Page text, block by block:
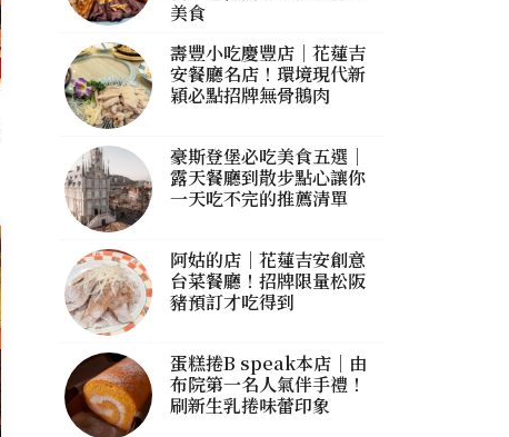
美食
壽豐小吃慶豐店｜花蓮吉
安餐廳名店！環境現代新
穎必點招牌無骨鵝肉
豪斯登堡必吃美食五選｜
露天餐廳到散步點心讓你
一天吃不完的推薦清單
阿姑的店｜花蓮吉安創意
台菜餐廳！招牌限量松阪
豬預訂才吃得到
蛋糕捲B speak本店｜由
布院第一名人氣伴手禮！
刷新生乳捲味蕾印象